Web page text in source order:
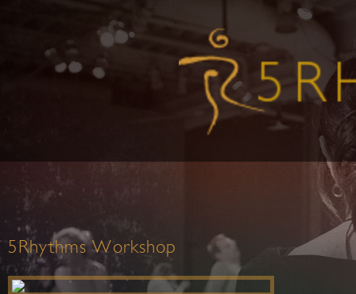
5Rhythms Workshop